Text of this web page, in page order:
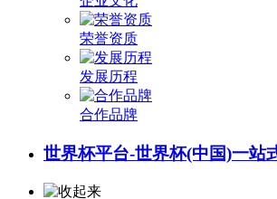
荣誉资质
发展历程
合作品牌
世界杯平台-世界杯(中国)一站